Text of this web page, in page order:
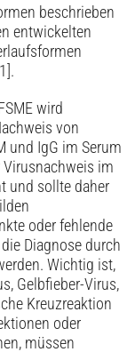
beschrieben
entwickelten
wird
von
und IgG im Serum
im
und sollte daher
oder fehlende
Diagnose durch
Wichtig ist,
Gelbfieber-Virus,
Kreuzreaktion
oder
müssen